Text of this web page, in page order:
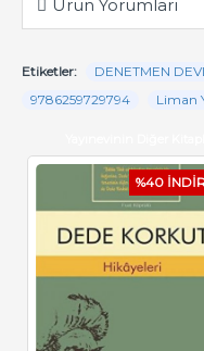
Ürün Yorumları
Etiketler:
DENETMEN
9786259729794
Liman
%40